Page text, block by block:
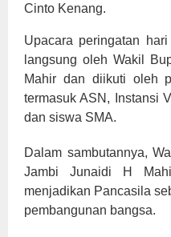
Cinto Kenang.
Upacara peringatan
langsung oleh Wakil
Mahir dan diikuti oleh
termasuk ASN, Instansi
dan siswa SMA.
Dalam sambutannya,
Jambi Junaidi H
menjadikan Pancasila
pembangunan bangsa.